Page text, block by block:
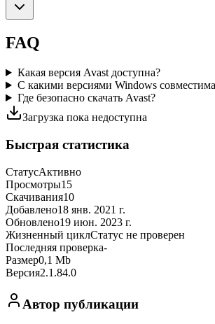
FAQ
Какая версия Avast доступна?
С какими версиями Windows
Где безопасно скачать Avast?
Загрузка пока недоступна
Быстрая статистика
СтатусАктивно
Просмотры15
Скачивания10
Добавлено18 янв. 2021 г.
Обновлено19 июн. 2023 г.
Жизненный циклСтатус не проверен
Последняя проверка-
Размер0,1 Mb
Версия2.1.84.0
Автор публикации